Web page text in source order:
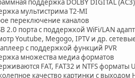
поддержка DOLBY DIGITAL (AC3)
мультистрима T2-MI
переключение каналов
2.0 порта с поддержкой WiFi/LAN
Youtube, Megogo, IPTV и др.
с поддержкой функций PVR
множества медиа форматов
FAT, FAT32 и NTFS форматы
качество картинки с выходом